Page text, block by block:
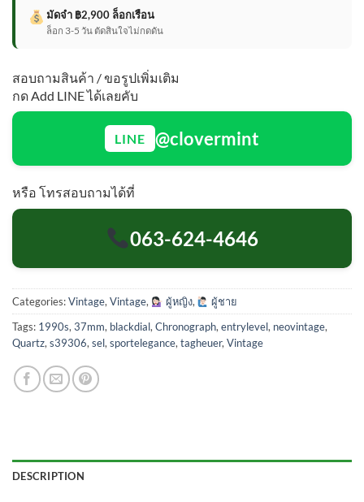
มัดจำ ฿2,900 ล็อกเรือน
ล็อก 3-5 วัน ตัดสินใจไม่กดดัน
สอบถามสินค้า / ขอรูปเพิ่มเติม
กด Add LINE ได้เลยคับ
LINE @clovermint
หรือ โทรสอบถามได้ที่
063-624-4646
Categories:Vintage,Vintage, ผู้หญิง,
ผู้ชาย
Tags: 1990s,37mm, blackdial,Chronograph,entrylevel, neovintage,
Quartz,s39306,sel,sportelegance,tagheuer,Vintage
DESCRIPTION